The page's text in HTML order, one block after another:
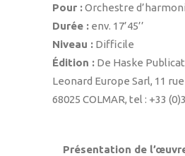
Pour :Orchestre
Durée : env. 17’45’’
Niveau : Difficile
Édition : De Haske
Leonard Europe Sarl, 11
68025 COLMAR, tel : +33
Présentation de